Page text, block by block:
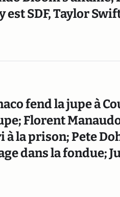
SDF, Taylor
fend la jupe à
Florent
à la prison; Pete
dans la fondue;